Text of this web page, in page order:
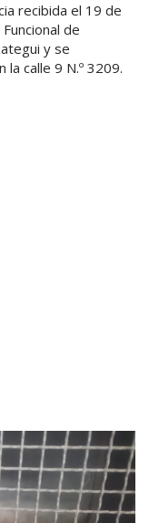
recibida el 19 de
de
y se
calle 9 N.º 3209.